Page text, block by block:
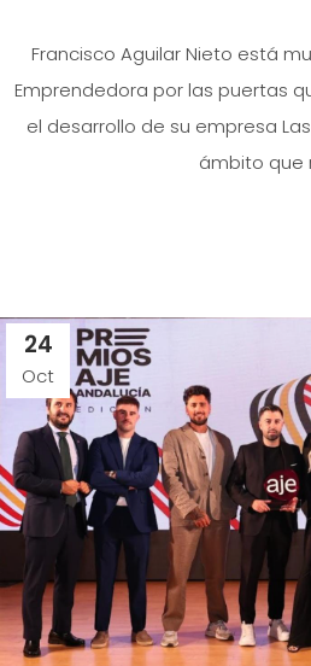
Francisco Aguilar Nieto está
Emprendedora por las puertas
el desarrollo de su empresa
ámbito que
24
Oct